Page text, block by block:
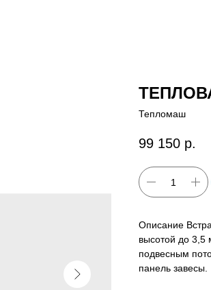
Тепломаш
99 150 р.
Описание
высотой до 3,5
подвесным
панель завесы.